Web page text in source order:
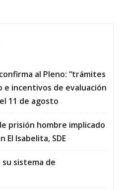
al Pleno: “trámites
incentivos de evaluación
11 de agosto
prisión hombre implicado
Isabelita, SDE
su sistema de